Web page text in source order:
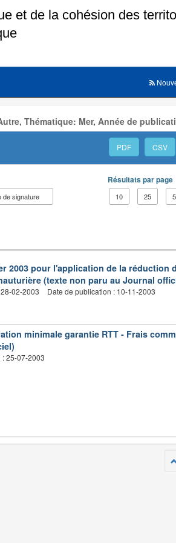
Thématique: Mer, Année de
PDF CSV
de signature
Résultats par page
10 25
2003 pour l'application de la réduction
(texte non paru au Journal
02-2003 Date de publication : 10-11-2003
minimale garantie RTT - Frais
25-07-2003